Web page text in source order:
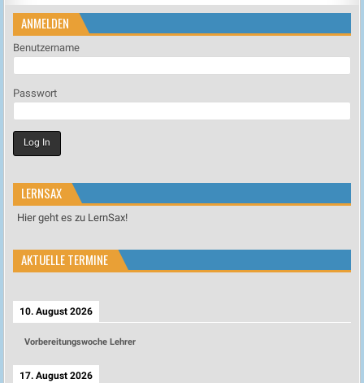
ANMELDEN
Benutzername
Passwort
LERNSAX
Hier geht es zu LernSax!
AKTUELLE TERMINE
10. August 2026
Vorbereitungswoche Lehrer
17. August 2026